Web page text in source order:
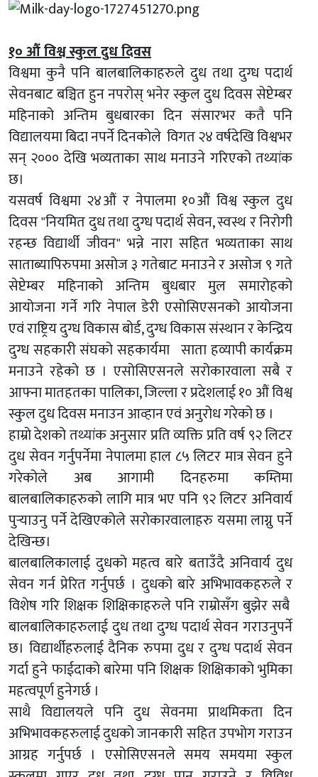
१० औं विश्व स्कुल दुध दिवस
विश्वमा कुनै पनि बालबालिकाहरुले दुध तथा दुग्ध पदार्थ
सेवनबाट बञ्चित हुन नपरोस् भनेर स्कुल दुध दिवस सेप्टेम्बर
महिनाको अन्तिम बुधबारका दिन संसारभर कतै पनि
विद्यालयमा बिदा नपर्ने दिनकोले विगत २४ वर्षदेखि विश्वभर
सन् २००० देखि भव्यताका साथ मनाउने गरिएको तथ्यांक
छ।
यसवर्ष विश्वमा २४औं र नेपालमा १०औं विश्व स्कुल दुध
दिवस "नियमित दुध तथा दुग्ध पदार्थ सेवन, स्वस्थ र निरोगी
रहन्छ विद्यार्थी जीवन" भन्ने नारा सहित भव्यताका साथ
साताब्यापिरुपमा असोज ३ गतेबाट मनाउने र असोज ९ गते
सेप्टेम्बर महिनाको अन्तिम बुधबार मुल समारोहको
आयोजना गर्ने गरि नेपाल डेरी एसोसिएसनको आयोजना
एवं राष्ट्रिय दुग्ध विकास बोर्ड, दुग्ध विकास संस्थान र केन्द्रिय
दुग्ध सहकारी संघको सहकार्यमा साता हव्यापी कार्यक्रम
मनाउने रहेको छ । एसोसिएसनले सरोकारवाला सबै र
आफ्ना मातहतका पालिका, जिल्ला र प्रदेशलाई १० औं विश्व
स्कुल दुध दिवस मनाउन आव्हान एवं अनुरोध गरेको छ ।
हाम्रो देशको तथ्यांक अनुसार प्रति व्यक्ति प्रति वर्ष ९२ लिटर
दुध सेवन गर्नुपर्नेमा नेपालमा हाल ८५ लिटर मात्र सेवन हुने
गरेकोले अब आगामी दिनहरुमा कम्तिमा
बालबालिकाहरुको लागि मात्र भए पनि ९२ लिटर अनिवार्य
पुर्‍याउनु पर्ने देखिएकोले सरोकारवालाहरु यसमा लाग्नु पर्ने
देखिन्छ।
बालबालिकालाई दुधको महत्व बारे बताउँदै अनिवार्य दुध
सेवन गर्न प्रेरित गर्नुपर्छ । दुधको बारे अभिभावकहरुले र
विशेष गरि शिक्षक शिक्षिकाहरुले पनि राम्रोसँग बुझेर सबै
बालबालिकाहरुलाई दुध तथा दुग्ध पदार्थ सेवन गराउनुपर्ने
छ। विद्यार्थीहरुलाई दैनिक रुपमा दुध र दुग्ध पदार्थ सेवन
गर्दा हुने फाईदाको बारेमा पनि शिक्षक शिक्षिकाको भुमिका
महत्वपूर्ण हुनेगर्छ ।
साथै विद्यालयले पनि दुध सेवनमा प्राथमिकता दिन
अभिभावकहरुलाई दुधको जानकारी सहित उपभोग गराउन
आग्रह गर्नुपर्छ । एसोसिएसनले समय समयमा स्कुल